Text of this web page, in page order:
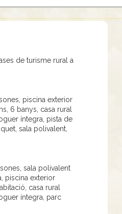
de turisme rural a
piscina exterior
6 banys, casa rural
íntegra, pista de
, sala polivalent,
sala polivalent
piscina exterior
casa rural
íntegra, parc